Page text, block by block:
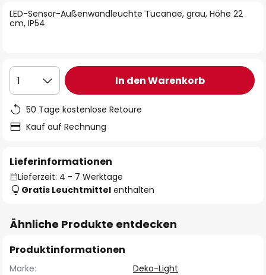
LED-Sensor-Außenwandleuchte Tucanae, grau, Höhe 22
cm, IP54
1 In den Warenkorb
50 Tage kostenlose Retoure
Kauf auf Rechnung
Lieferinformationen
Lieferzeit: 4 - 7 Werktage
Gratis Leuchtmittel enthalten
Ähnliche Produkte entdecken
Produktinformationen
Marke:
Deko-Light